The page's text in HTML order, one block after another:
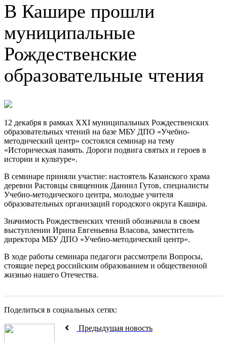
В Кашире прошли
муниципальные
Рождественские
образовательные чтения
12 декабря в рамках XXI муниципальных Рождественских
образовательных чтений на базе МБУ ДПО «Учебно-
методический центр» состоялся семинар на тему
«Историческая память. Дороги подвига святых и героев в
истории и культуре».
В семинаре приняли участие: настоятель Казанского храма
деревни Растовцы священник Даниил Гутов, специалисты
Учебно-методического центра, молодые учителя
образовательных организаций городского округа Кашира.
Значимость Рождественских чтений обозначила в своем
выступлении Ирина Евгеньевна Власова, заместитель
директора МБУ ДПО «Учебно-методический центр».
В ходе работы семинара педагоги рассмотрели Вопросы,
стоящие перед российским образованием и общественной
жизнью нашего Отечества.
Поделиться в социальных сетях:
Предыдущая новость